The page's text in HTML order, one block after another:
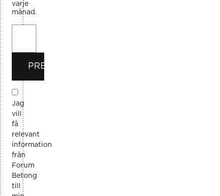
varje
månad.
PRENUMERERA
Jag
vill
få
relevant
information
från
Forum
Betong
till